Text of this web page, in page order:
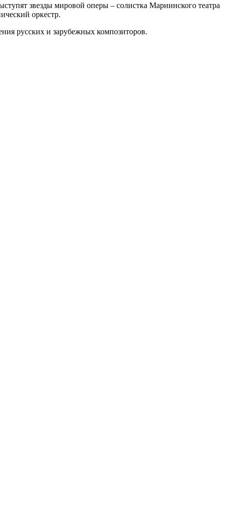
звезды мировой оперы – солистка Мариинского театра
оркестр.
русских и зарубежных композиторов.